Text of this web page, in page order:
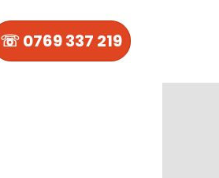
☏ 0769 337 219